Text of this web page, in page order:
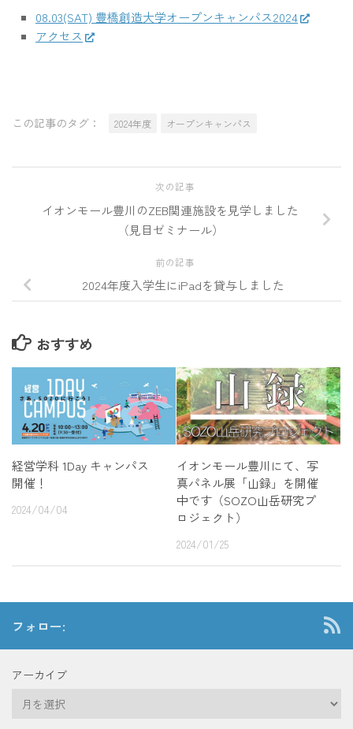
08.03(SAT) 豊橋創造大学オープンキャンパス2024
アクセス
この記事のタグ： 2024年度 オープンキャンパス
次の記事
イオンモール豊川のZEB関連施設を見学しました
（見目ゼミナール）
前の記事
2024年度入学生にiPadを貸与しました
おすすめ
経営学科 1Day キャンパス
開催！
2024/04/04
イオンモール豊川にて、写
真パネル展「山録」を開催
中です（SOZO山岳研究プ
ロジェクト）
2024/01/25
フォロー:
アーカイブ